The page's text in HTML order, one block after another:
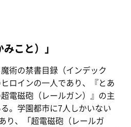
こと）」
魔術の禁書目録（インデック
ロインの一人であり、『とあ
電磁砲（レールガン）』の主
。学園都市に7人しかいない
り、「超電磁砲（レールガ